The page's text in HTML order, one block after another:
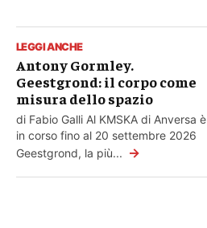
LEGGI ANCHE
Antony Gormley.
Geestgrond: il corpo come
misura dello spazio
di Fabio Galli Al KMSKA di Anversa è
in corso fino al 20 settembre 2026
Geestgrond, la più... →